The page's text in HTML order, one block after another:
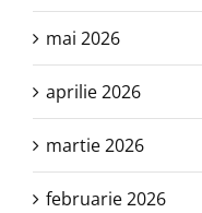
mai 2026
aprilie 2026
martie 2026
februarie 2026